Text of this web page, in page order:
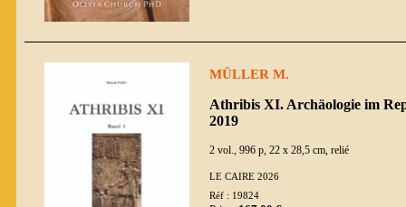
MÜLLER M.
Athribis XI. Archäologie im
2019
2 vol., 996 p, 22 x 28,5 cm, relié
LE CAIRE 2026
Réf : 19824